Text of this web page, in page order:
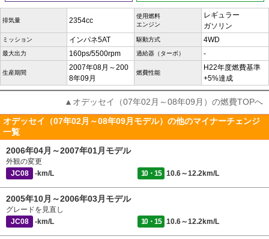
排気量 2354cc
使用燃料
エンジン
レギュラー
ガソリン
ミッション インパネ5AT 駆動方式 4WD
最大出力 160ps/5500rpm 過給器（ターボ） -
生産期間
2007年08月～200
8年09月
燃費性能
H22年度燃費基準
+5%達成
▲オデッセイ（07年02月～08年09月）の燃費TOPへ
オデッセイ（07年02月～08年09月モデル）の他のマイナーチェンジ
一覧
2006年04月～2007年01月モデル
外観の変更
JC08
-km/L 10・15 10.6～12.2km/L
2005年10月～2006年03月モデル
グレードを見直し
JC08
-km/L 10・15 10.6～12.2km/L